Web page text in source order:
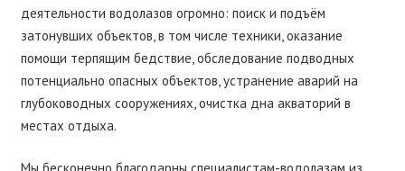
деятельности водолазов огромно: поиск и подъём
затонувших объектов, в том числе техники, оказание
помощи терпящим бедствие, обследование подводных
потенциально опасных объектов, устранение аварий на
глубоководных сооружениях, очистка дна акваторий в
местах отдыха.